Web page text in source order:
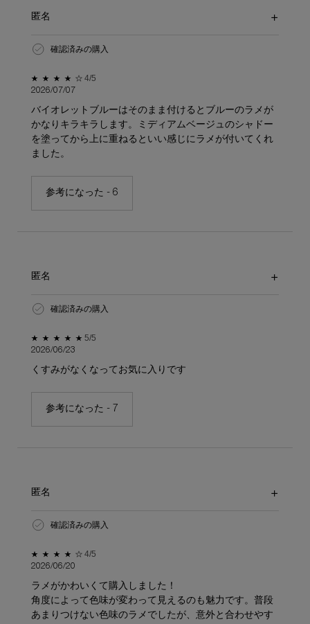
匿名
確認済みの購入
5星中4。 4/5
2026/07/07
バイオレットブルーはそのまま付けるとブルーのラメが
かなりキラキラします。ミディアムベージュのシャドー
を塗ってから上に重ねるといい感じにラメが付いてくれ
ました。
参考になった - 6
匿名
確認済みの購入
5星中5。 5/5
2026/06/23
くすみがなくなってお気に入りです
参考になった - 7
匿名
確認済みの購入
5星中4。 4/5
2026/06/20
ラメがかわいくて購入しました！
角度によって色味が変わって見えるのも魅力です。普段
あまりつけない色味のラメでしたが、意外と合わせやす